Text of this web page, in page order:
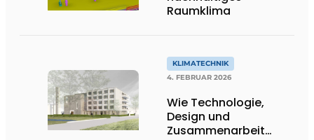
Raumklima
KLIMATECHNIK
4. FEBRUAR 2026
Wie Technologie,
Design und
Zusammenarbeit